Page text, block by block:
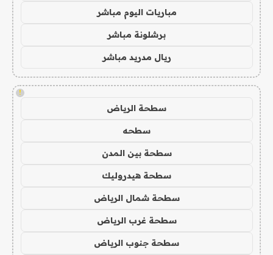
مباريات اليوم مباشر
برشلونة مباشر
ريال مدريد مباشر
!
سطحة الرياض
سطحه
سطحة بين المدن
سطحة هيدروليك
سطحة شمال الرياض
سطحة غرب الرياض
سطحة جنوب الرياض